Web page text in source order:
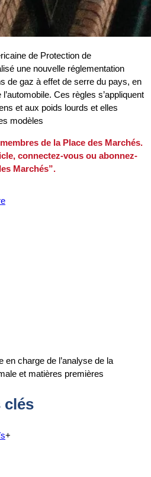
de Protection de
une nouvelle réglementation
de gaz à effet de serre du pays, en
Ces règles s’appliquent
et aux poids lourds et elles
modèles
de la Place des Marchés.
connectez-vous ou abonnez-
Marchés”.
en charge de l’analyse de la
et matières premières
clés
+